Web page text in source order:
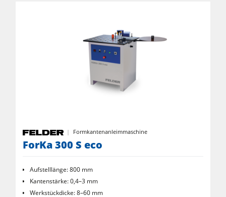
Formkantenanleimmaschine
ForKa 300 S eco
Aufstelllänge: 800 mm
Kantenstärke: 0,4–3 mm
Werkstückdicke: 8–60 mm